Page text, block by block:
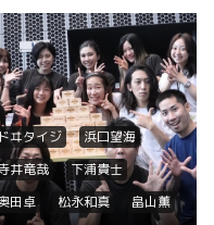
ドヰタイジ
浜口望海
井竜哉
下浦貴士
田卓
松永和真
畠山薫